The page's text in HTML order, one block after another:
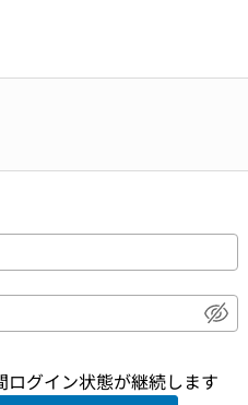
パ
グイン機能 ヘルプページへの
グイン状態が継続します